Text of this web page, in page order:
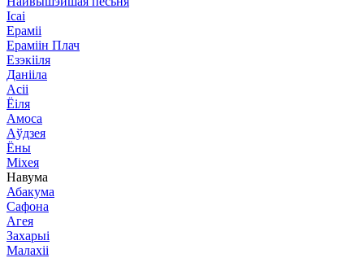
Ісаі
Ераміі
Ераміін Плач
Езэкііля
Данііла
Асіі
Ёіля
Амоса
Аўдзея
Ёны
Міхея
Навума
Абакума
Сафона
Агея
Захарыі
Малахіі